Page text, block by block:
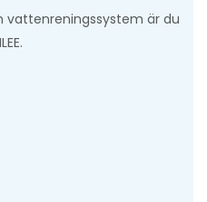
vattenreningssystem är du